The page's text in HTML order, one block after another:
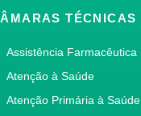
TÉCNICAS
Assistência Farmacêutica
Atenção à Saúde
Atenção Primária à Saúde